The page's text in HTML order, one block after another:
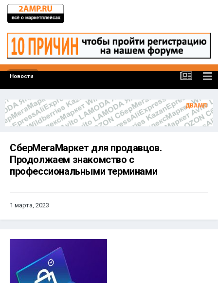
Новости
СберМегаМаркет для продавцов.
Продолжаем знакомство с
профессиональными терминами
1 марта, 2023